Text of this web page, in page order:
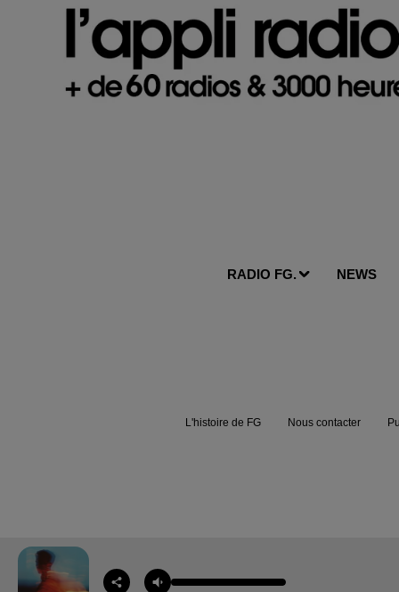
RADIO FG. NEWS
L'histoire de FG Nous contacter